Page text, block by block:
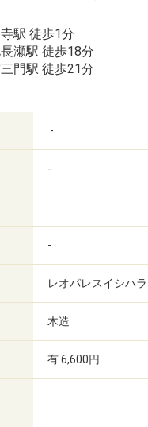
駅 徒歩1分
瀬駅 徒歩18分
門駅 徒歩21分
-
-
-
レオパレスイシハラ
木造
有 6,600円